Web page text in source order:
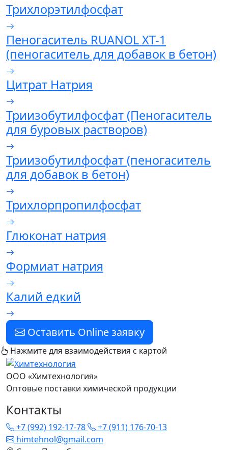
Трихлорэтилфосфат
Пеногаситель RUANOL XT-1
(пеногаситель для добавок в бетон)
Цитрат Натрия
Триизобутилфосфат (Пеногаситель
для буровых растворов)
Триизобутилфосфат (пеногаситель
для добавок в бетон)
Трихлорпропилфосфат
Глюконат натрия
Формиат натрия
Калий едкий
Оставить Online заявку
Нажмите для взаимодействия с картой
ООО «Химтехнология»
Оптовые поставки химической продукции
Контакты
+7 (992) 192-17-78
+7 (911) 176-70-13
himtehnol@gmail.com